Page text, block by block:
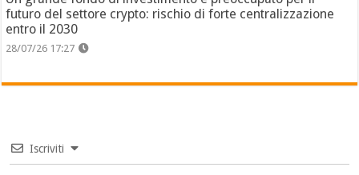
futuro del settore crypto: rischio di forte centralizzazione
entro il 2030
28/07/26 17:27
Iscriviti